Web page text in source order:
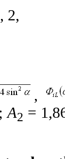
2,
,
A2 =